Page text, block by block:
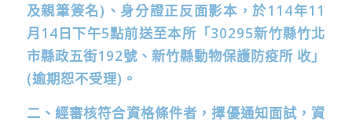
及親筆簽名) 、身分證正反面影本，於114年11
月14日下午5點前送至本所「30295新竹縣竹北
市縣政五街192號、新竹縣動物保護防疫所 收」
(逾期恕不受理) 。
二、經審核符合資格條件者，擇優通知面試，資